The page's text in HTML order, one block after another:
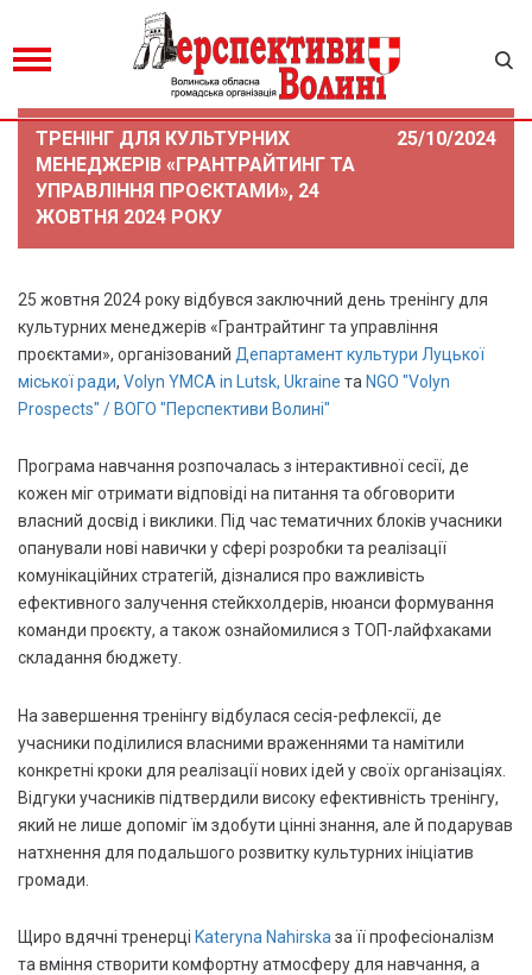
ТРЕНІНГ ДЛЯ КУЛЬТУРНИХ
МЕНЕДЖЕРІВ «ГРАНТРАЙТИНГ ТА
УПРАВЛІННЯ ПРОЄКТАМИ», 24
ЖОВТНЯ 2024 РОКУ
25/10/2024
25 жовтня 2024 року відбувся заключний день тренінгу для
культурних менеджерів «Грантрайтинг та управління
проєктами», організований Департамент культури Луцької
міської ради, Volyn YMCA in Lutsk, Ukraine та NGO "Volyn
Prospects" / ВОГО "Перспективи Волині"
Програма навчання розпочалась з інтерактивної сесії, де
кожен міг отримати відповіді на питання та обговорити
власний досвід і виклики. Під час тематичних блоків учасники
опанували нові навички у сфері розробки та реалізації
комунікаційних стратегій, дізналися про важливість
ефективного залучення стейкхолдерів, нюанси формування
команди проєкту, а також ознайомилися з ТОП-лайфхаками
складання бюджету.
На завершення тренінгу відбулася сесія-рефлексії, де
учасники поділилися власними враженнями та намітили
конкретні кроки для реалізації нових ідей у своїх організаціях.
Відгуки учасників підтвердили високу ефективність тренінгу,
який не лише допоміг їм здобути цінні знання, але й подарував
натхнення для подальшого розвитку культурних ініціатив
громади.
Щиро вдячні тренерці Kateryna Nahirska за її професіоналізм
та вміння створити комфортну атмосферу для навчання, а